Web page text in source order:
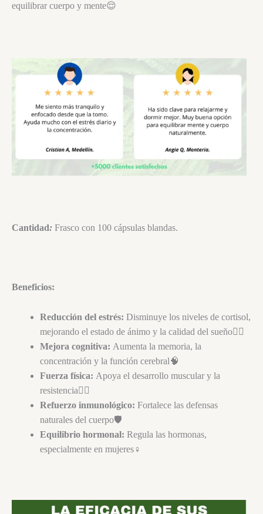
equilibrar cuerpo y mente😌
Cantidad: Frasco con 100 cápsulas blandas.
Beneficios:
Reducción del estrés: Disminuye los niveles de cortisol,
mejorando el estado de ánimo y la calidad del sueño💆‍♀️
Mejora cognitiva: Aumenta la memoria, la
concentración y la función cerebral🧠
Fuerza física: Apoya el desarrollo muscular y la
resistencia🏋️‍♂️
Refuerzo inmunológico: Fortalece las defensas
naturales del cuerpo🛡️
Equilibrio hormonal: Regula las hormonas,
especialmente en mujeres♀️